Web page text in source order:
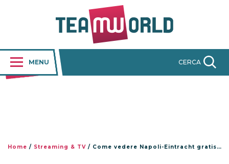
MENU CERCA
Home / Streaming & TV / Come vedere Napoli-Eintracht gratis su Prime Video